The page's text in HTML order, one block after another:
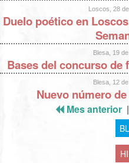
Loscos, 28
Duelo poético en
Blesa, 19
Bases del concurso de
Blesa, 12
Nuevo número
Mes anterior|
BL
HI